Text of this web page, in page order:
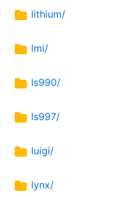
lithium/
lmi/
ls990/
ls997/
luigi/
lynx/